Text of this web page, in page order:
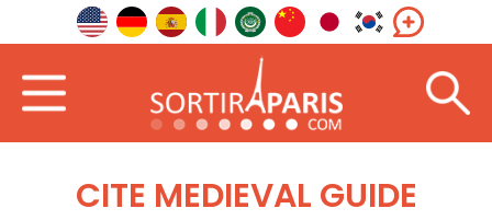
CITE MEDIEVAL GUIDE